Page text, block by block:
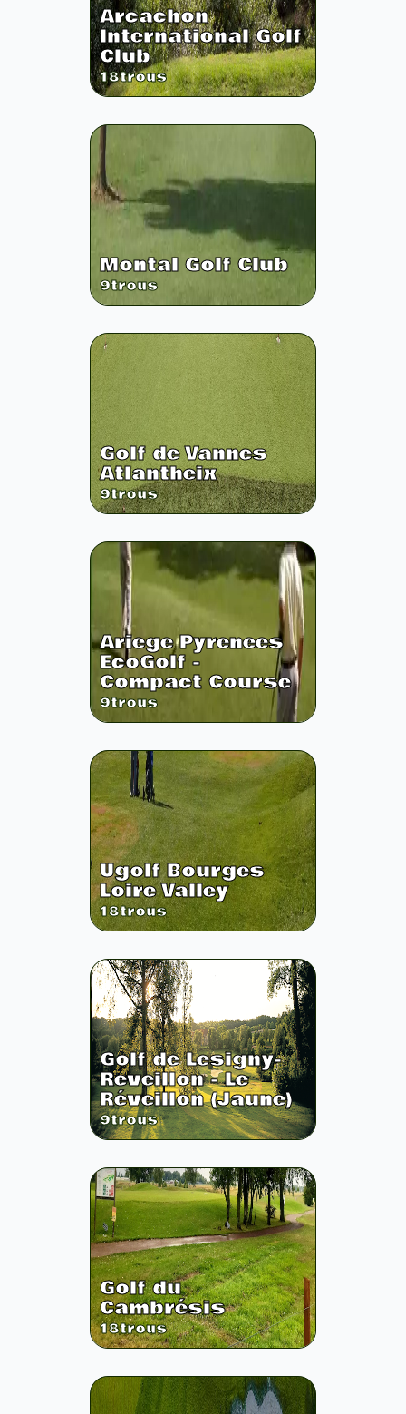
Arcachon
International Golf
Club
18trous
Montal Golf Club
9trous
Golf de Vannes
Atlantheix
9trous
Ariege Pyrenees
EcoGolf -
Compact Course
9trous
Ugolf Bourges
Loire Valley
18trous
Golf de Lesigny-
Reveillon - Le
Réveillon (Jaune)
9trous
Golf du
Cambrésis
18trous